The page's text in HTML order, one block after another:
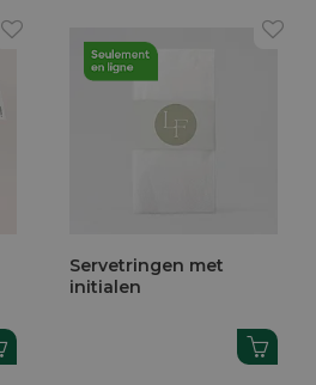
Servetringen met
initialen